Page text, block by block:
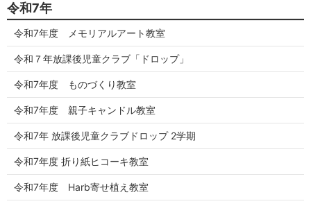
令和7年
令和7年度 メモリアルアート教室
令和７年放課後児童クラブ「ドロップ」
令和7年度 ものづくり教室
令和7年度 親子キャンドル教室
令和7年 放課後児童クラブドロップ 2学期
令和7年度 折り紙ヒコーキ教室
令和7年度 Harb寄せ植え教室